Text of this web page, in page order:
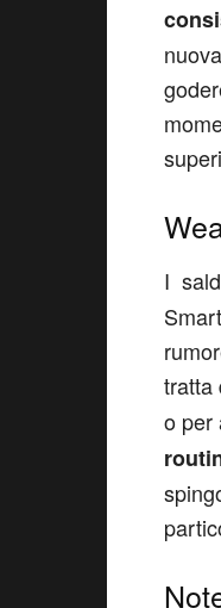
I
tratta
o per